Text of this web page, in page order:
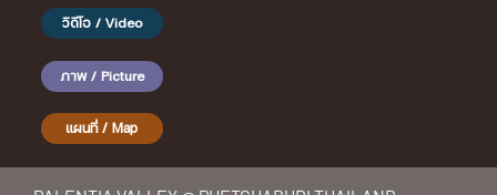
ภาพ / Picture
วิดีโอ / Video
แผนที่ / Map